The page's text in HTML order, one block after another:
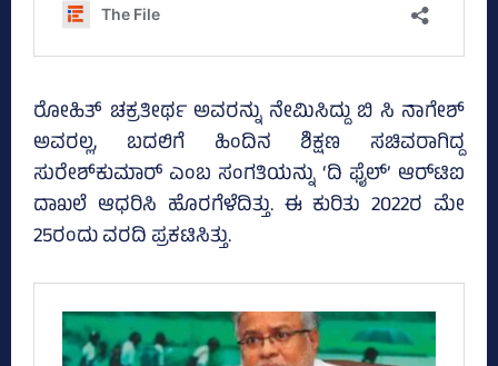
ರೋಹಿತ್‌ ಚಕ್ರತೀರ್ಥ ಅವರನ್ನು ನೇಮಿಸಿದ್ದು ಬಿ ಸಿ ನಾಗೇಶ್‌
ಅವರಲ್ಲ, ಬದಲಿಗೆ ಹಿಂದಿನ ಶಿಕ್ಷಣ ಸಚಿವರಾಗಿದ್ದ
ಸುರೇಶ್‌ಕುಮಾರ್ ಎಂಬ ಸಂಗತಿಯನ್ನು ‘ದಿ ಫೈಲ್‌’ ಆರ್‌ಟಿಐ
ದಾಖಲೆ ಆಧರಿಸಿ ಹೊರಗೆಳೆದಿತ್ತು. ಈ ಕುರಿತು 2022ರ ಮೇ
25ರಂದು ವರದಿ ಪ್ರಕಟಿಸಿತ್ತು.